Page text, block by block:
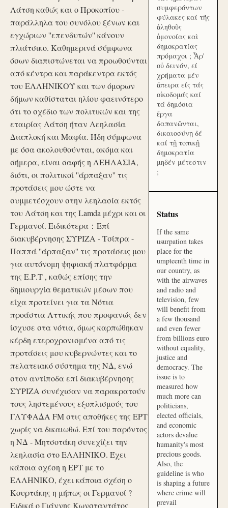
Λάτση καθώς και ο Προκοπίου -
παράλληλα του συνόλου ξένων και
εγχώριων ''επενδυτών'' κάνουν
πλιάτσικο. Καθημερινά σύμφωνα
όσων διαπιστώνεται να προωθούνται
από κέντρα και παράκεντρα εκτός
του ΕΛΛΗΝΙΚΟΥ και των όμορων
δήμων καθίσταται ηλίου φαεινότερο
ότι το σχέδιο των πολιτικών και της
εταιρίας Λάτση ήταν Λεηλασία
Διαπλοκή και Μαφία. Ήδη σύμφωνα
με όσα ακολουθούνται, ακόμα και
σήμερα, είναι σαφής η ΛΕΗΛΑΣΙΑ,
διότι, οι πολιτικοί ''άρπαξαν'' τις
προτάσεις μου ώστε να
συμμετέσχουν στην λεηλασία εκτός
του Λάτση και της Lamda μέχρι και οι
Γερμανοί. Ειδικότερα：Επί
διακυβέρνησης ΣΥΡΙΖΑ - Τσίπρα -
Παππά ''άρπαξαν'' τις προτάσεις μου
για αυτόνομη ψηφιακή πλατφόρμα
της Ε.Ρ.Τ , καθώς επίσης την
δημιουργία θεματικών μέσων που
είχα προτείνει για τα Νότια
προάστια Αττικής που προφανώς δεν
ίσχυσε στα νότια, όμως καρπώθηκαν
κέρδη ετεροχρονισμένα από τις
προτάσεις μου κυβερνώντες και το
πελατειακό σύστημα της ΝΔ, ενώ
στον αντίποδα επί διακυβέρνησης
ΣΥΡΙΖΑ συνέχισαν να παρακρατούν
τους ληστεμένους εξοπλισμούς του
ΓΛΥΦΑΔΑ FM στις αποθήκες της ΕΡΤ
χωρίς να δικαιωθώ. Επί του παρόντος
η ΝΔ - Μητσοτάκη συνεχίζει την
λεηλασία στο ΕΛΛΗΝΙΚΟ. Έχει
κάποια σχέση η ΕΡΤ με το
ΕΛΛΗΝΙΚΟ, έχει κάποια σχέση ο
Κουρτάκης η μήπως οι Γερμανοί ?
Ειδικά ο Γιάννης Κωνσταντάτος
συμφερόντων
φύλακες καί τῆς
ἀληθοῦς
ὁμονοίας καὶ
δημοκρατίας
πρόμαχοι ; Ἆρ'
οὐ δεινόν, εί
χρήματα μέν
ἄπειρα είς τάς
οἰκοδομάς καί
τά δημόσια
ἔργα
δαπανῶνται,
δικαιοσύνῃ δέ
καί τῇ τοπικῇ
δημοκρατία
μηδέν μέτεστιν
;
Status
If the same
usurpation takes
place for the
umpteenth time in
our country, as
with the airwaves
and radio and
television, few
will benefit from
a few thousand
and even fewer
from billions euro
without equality,
justice and
democracy. The
issue is to
measured how
much more can
politicians,
elected officials,
and economic
actors devalue
humanity's most
precious goods.
Also, the
guideline is who
is shaping a future
where crime will
prevail